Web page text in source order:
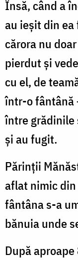
Însă, când a
au ieşit din
cărora nu
pierdut şi
cu el, de
într-o fântână
între grădinile
şi au fugit.
Părinţii
aflat nimic din
fântâna s-a
bănuia unde
După